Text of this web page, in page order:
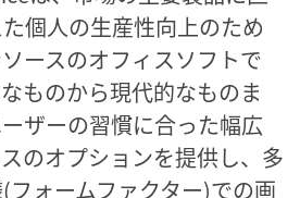
個人の生産性向上のため
ースのオフィスソフトで
ものから現代的なものま
ザーの習慣に合った幅広
のオプションを提供し、多
ォームファクター)での画